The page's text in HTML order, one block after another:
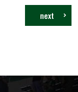
next